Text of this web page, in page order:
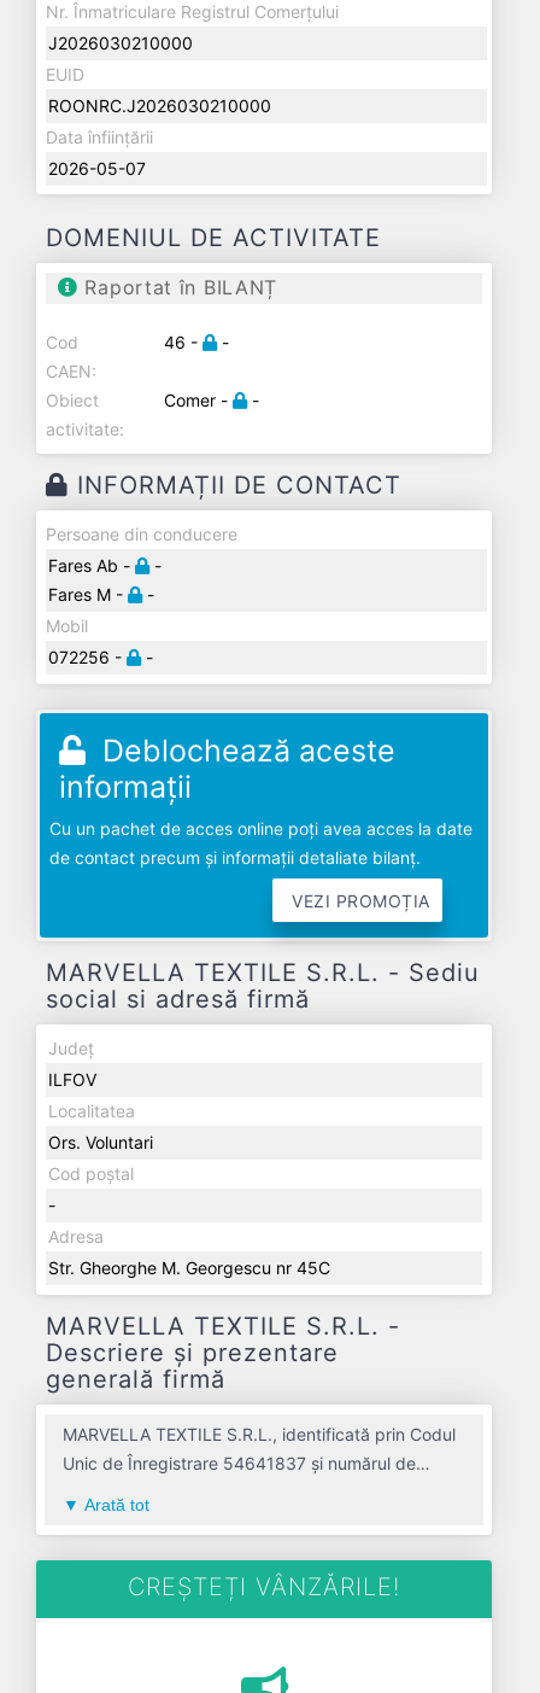
Nr. Înmatriculare Registrul Comerțului
J2026030210000
EUID
ROONRC.J2026030210000
Data înființării
2026-05-07
DOMENIUL DE ACTIVITATE
Raportat în BILANȚ
Cod
CAEN:
46 - -
Obiect
activitate:
Comer - -
INFORMAȚII DE CONTACT
Persoane din conducere
Fares Ab -
-
Fares M -
-
Mobil
072256 -
-
Deblochează aceste
informații
Cu un pachet de acces online poți avea acces la date
de contact precum și informații detaliate bilanț.
VEZI PROMOȚIA
MARVELLA TEXTILE S.R.L. - Sediu
social si adresă firmă
Județ
ILFOV
Localitatea
Ors. Voluntari
Cod poștal
-
Adresa
Str. Gheorghe M. Georgescu nr 45C
MARVELLA TEXTILE S.R.L. -
Descriere și prezentare
generală firmă
MARVELLA TEXTILE S.R.L., identificată prin Codul
Unic de Înregistrare 54641837 și numărul de
codul 4641. Cu sediul social poziționat în zona de
București-Ilfov a țării, în judetul ILFOV, compania
profil. MARVELLA TEXTILE S.R.L. a fost fondată în
Arată tot
CREȘTEȚI VÂNZĂRILE!